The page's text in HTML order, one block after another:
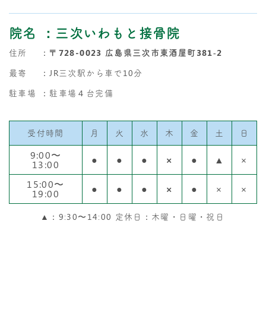
院名 ：三次いわもと接骨院
住所 ： 〒728-0023 広島県三次市東酒屋町381‐2
最寄
：JR三次駅から車で10分
駐車場
：駐車場４台完備
受付時間 月 火 水 木 金 土 日
9:00〜
13:00 ● ● ● × ● ▲
×
15:00〜
19:00 ● ● ● × ● × ×
▲：9:30〜14:00 定休日：木曜・日曜・祝日